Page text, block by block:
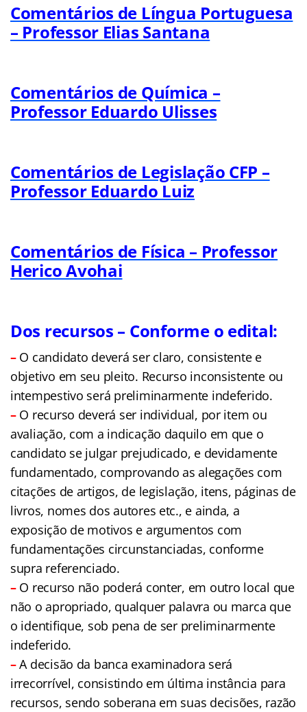
Comentários de Língua Portuguesa
– Professor Elias Santana
Comentários de Química –
Professor Eduardo Ulisses
Comentários de Legislação CFP –
Professor Eduardo Luiz
Comentários de Física – Professor
Herico Avohai
Dos recursos – Conforme o edital:
– O candidato deverá ser claro, consistente e
objetivo em seu pleito. Recurso inconsistente ou
intempestivo será preliminarmente indeferido.
– O recurso deverá ser individual, por item ou
avaliação, com a indicação daquilo em que o
candidato se julgar prejudicado, e devidamente
fundamentado, comprovando as alegações com
citações de artigos, de legislação, itens, páginas de
livros, nomes dos autores etc., e ainda, a
exposição de motivos e argumentos com
fundamentações circunstanciadas, conforme
supra referenciado.
–O recurso não poderá conter, em outro local que
não o apropriado, qualquer palavra ou marca que
o identifique, sob pena de ser preliminarmente
indeferido.
–A decisão da banca examinadora será
irrecorrível, consistindo em última instância para
recursos, sendo soberana em suas decisões, razão